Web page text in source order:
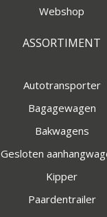
Webshop
ASSORTIMENT
Autotransporter
Bagagewagen
Bakwagens
Gesloten
Kipper
Paardentrailer